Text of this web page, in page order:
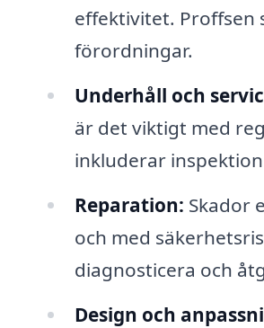
effektivitet. Proffsen
förordningar.
Underhåll och
är det viktigt med
inkluderar
Reparation: Skador
och med
diagnosticera och
Design och